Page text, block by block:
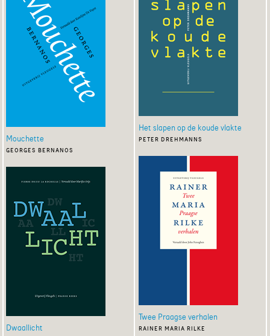
Mouchette
georges bernanos
Dwaallicht
Het slapen op de koude vlakte
peter drehmanns
Twee Praagse verhalen
rainer maria rilke